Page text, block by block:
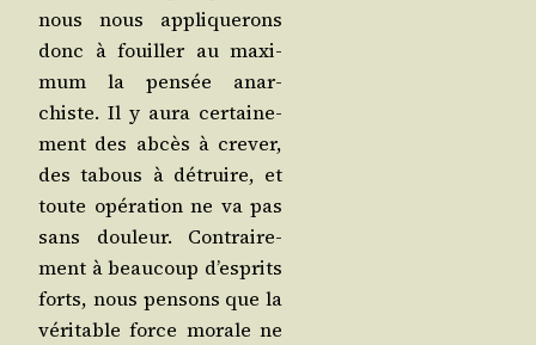
nous nous appli­que­rons
donc à fouiller au maxi­
mum la pen­sée anar­
chiste. Il y aura cer­tai­ne­
ment des abcès à cre­ver,
des tabous à détruire, et
toute opé­ra­tion ne va pas
sans dou­leur. Contrai­re­
ment à beau­coup d’es­prits
forts, nous pen­sons que la
véri­table force morale ne